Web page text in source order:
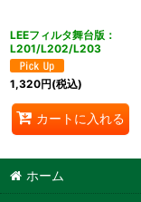
LEEフィルタ舞台版：
L201/L202/L203
1,320円(税込)
カートに入れる
ホーム